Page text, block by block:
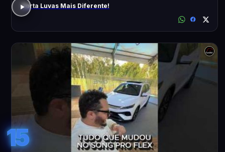
Porta Luvas Mais Diferente!
15